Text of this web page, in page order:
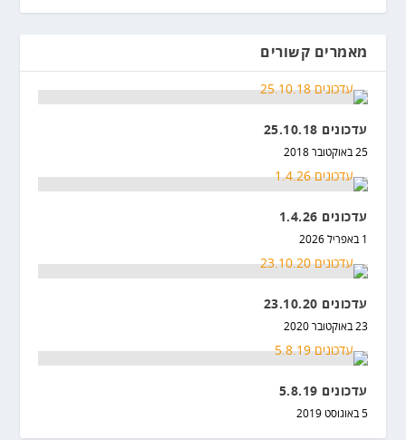
מאמרים קשורים
עדכונים 25.10.18
25 באוקטובר 2018
עדכונים 1.4.26
1 באפריל 2026
עדכונים 23.10.20
23 באוקטובר 2020
עדכונים 5.8.19
5 באוגוסט 2019